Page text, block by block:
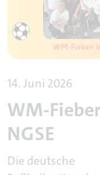
14. Juni 2026
WM-
NGSE
Die deutsche